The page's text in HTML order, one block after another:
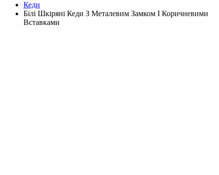
Кеди
Білі Шкіряні Кеди З Металевим Замком І Коричневими
Вставками